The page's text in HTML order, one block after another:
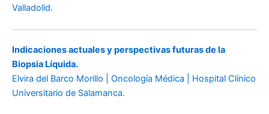
Valladolid.
Indicaciones actuales y perspectivas futuras de la
Biopsia Líquida.
Elvira del Barco Morillo | Oncología Médica | Hospital Clínico
Universitario de Salamanca.